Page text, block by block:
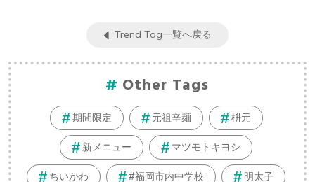
Trend Tag一覧へ戻る
Other Tags
期間限定 元祖辛麺 枡元
新メニュー マツモトキヨシ
ちいかわ #福岡市内中学校 明太子